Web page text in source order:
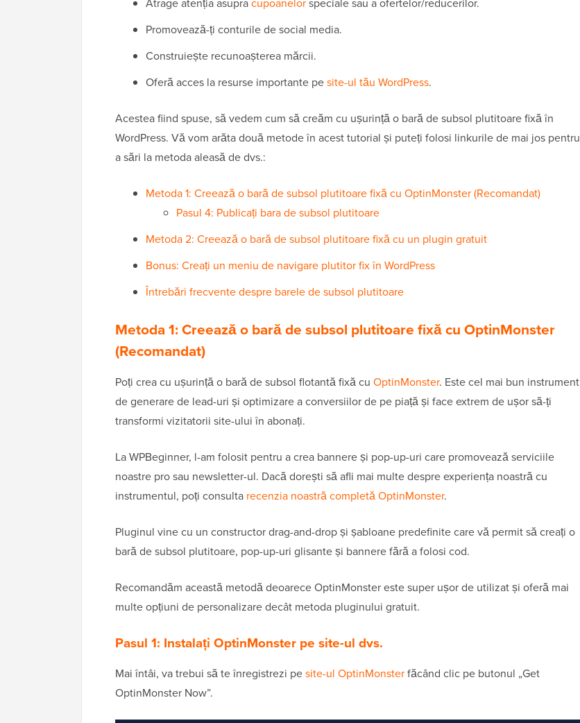
Atrage atenția asupracupoanelorspeciale sau a ofertelor/reducerilor.
Promovează-ți conturile de social media.
Construiește recunoașterea mărcii.
Oferă acces la resurse importante pesite-ul tău WordPress.
Acestea fiind spuse, să vedem cum să creăm cu ușurință o bară de subsol plutitoare fixă în
WordPress. Vă vom arăta două metode în acest tutorial și puteți folosi linkurile de mai jos pentru
a sări la metoda aleasă de dvs.:
Metoda 1: Creează o bară de subsol plutitoare fixă cu OptinMonster (Recomandat)
Pasul 4: Publicați bara de subsol plutitoare
Metoda 2: Creează o bară de subsol plutitoare fixă cu un plugin gratuit
Bonus: Creați un meniu de navigare plutitor fix în WordPress
Întrebări frecvente despre barele de subsol plutitoare
Metoda 1: Creează o bară de subsol plutitoare fixă cu OptinMonster
(Recomandat)
Poți crea cu ușurință o bară de subsol flotantă fixă cu OptinMonster. Este cel mai bun instrument
de generare de lead-uri și optimizare a conversiilor de pe piață și face extrem de ușor să-ți
transformi vizitatorii site-ului în abonați.
La WPBeginner, l-am folosit pentru a crea bannere și pop-up-uri care promovează serviciile
noastre pro sau newsletter-ul. Dacă dorești să afli mai multe despre experiența noastră cu
instrumentul, poți consulta recenzia noastră completă OptinMonster.
Pluginul vine cu un constructor drag-and-drop și șabloane predefinite care vă permit să creați o
bară de subsol plutitoare, pop-up-uri glisante și bannere fără a folosi cod.
Recomandăm această metodă deoarece OptinMonster este super ușor de utilizat și oferă mai
multe opțiuni de personalizare decât metoda pluginului gratuit.
Pasul 1: Instalați OptinMonster pe site-ul dvs.
Mai întâi, va trebui să te înregistrezi pesite-ul OptinMonsterfăcând clic pe butonul „Get
OptinMonster Now”.